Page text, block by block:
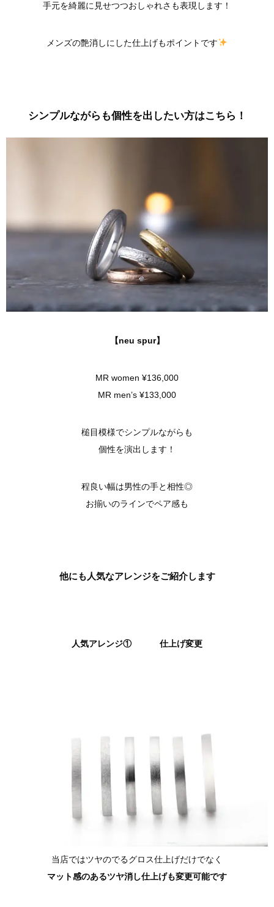
手元を綺麗に見せつつおしゃれさも表現します！
メンズの艶消しにした仕上げもポイントです
シンプルながらも個性を出したい方はこちら！
【neu spur】
MR women ¥136,000
MR men’s ¥133,000
槌目模様でシンプルながらも
個性を演出します！
程良い幅は男性の手と相性◎
お揃いのラインでペア感も
他にも人気なアレンジをご紹介します
人気アレンジ① 仕上げ変更
当店ではツヤのでるグロス仕上げだけでなく
マット感のあるツヤ消し仕上げも変更可能です